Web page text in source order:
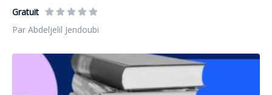
Gratuit
Par Abdeljelil Jendoubi